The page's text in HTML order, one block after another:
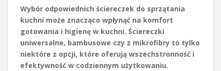
Wybór odpowiednich ściereczek do sprzątania
kuchni może znacząco wpłynąć na komfort
gotowania i higienę w kuchni. Ściereczki
uniwersalne, bambusowe czy z mikrofibry to tylko
niektóre z opcji, które oferują wszechstronność i
efektywność w codziennym użytkowaniu.